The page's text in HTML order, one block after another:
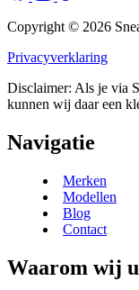
Copyright © 2026
Privacyverklaring
Disclaimer: Als je via
kunnen wij daar een
Navigatie
Merken
Modellen
Blog
Contact
Waarom wij